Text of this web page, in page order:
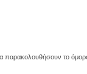
παρακολουθήσουν το